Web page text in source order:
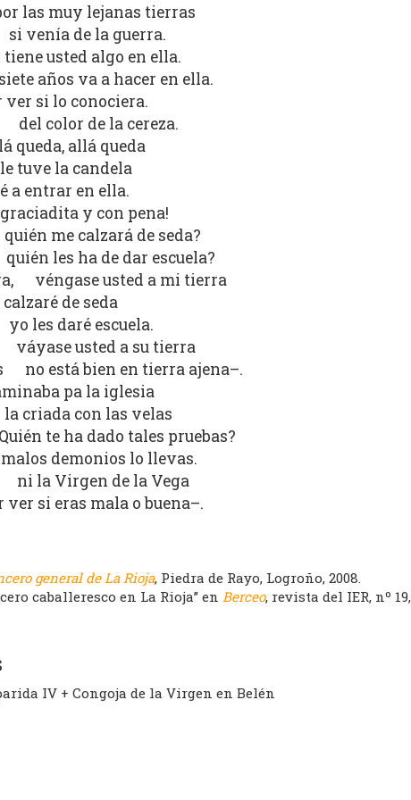
las muy lejanas tierras
venía de la guerra.
usted algo en ella.
años va a hacer en ella.
si lo conociera.
color de la cereza.
allá queda
tuve la candela
entrar en ella.
y con pena!
me calzará de seda?
les ha de dar escuela?
véngase usted a mi tierra
de seda
les daré escuela.
váyase usted a su tierra
no está bien en tierra ajena–.
pa la iglesia
criada con las velas
te ha dado tales pruebas?
demonios lo llevas.
ni la Virgen de la Vega
si eras mala o buena–.
general de La Rioja, Piedra de Rayo, Logroño, 2008.
caballeresco en La Rioja” en Berceo, revista del IER, nº
IV + Congoja de la Virgen en Belén